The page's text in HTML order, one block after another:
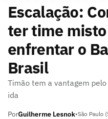
Escalação:
ter time
enfrentar o
Brasil
Timão tem a vantagem
ida
PorGuilherme Lesnok•São Paulo